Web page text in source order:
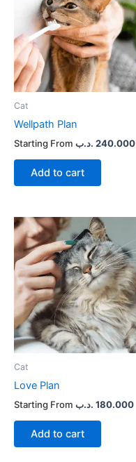
Cat
Wellpath Plan
240.000 .د.ب
Add to cart
Cat
Love Plan
180.000 .د.ب
Add to cart